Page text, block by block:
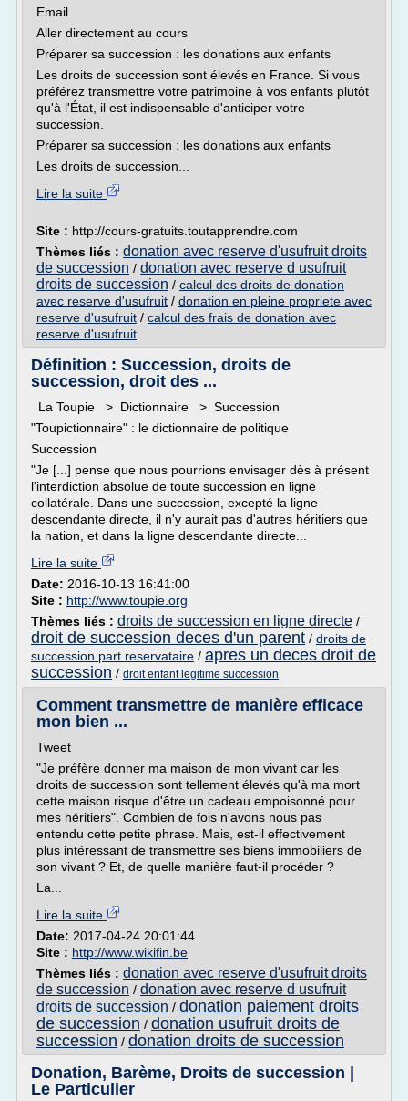
Email
Aller directement au cours
Préparer sa succession : les donations aux enfants
Les droits de succession sont élevés en France. Si vous
préférez transmettre votre patrimoine à vos enfants plutôt
qu'à l'État, il est indispensable d'anticiper votre
succession.
Préparer sa succession : les donations aux enfants
Les droits de succession...
Lire la suite
Site : http://cours-gratuits.toutapprendre.com
Thèmes liés : donation avec reserve d'usufruit droits
de succession / donation avec reserve d usufruit
droits de succession / calcul des droits de donation
avec reserve d'usufruit / donation en pleine propriete avec
reserve d'usufruit / calcul des frais de donation avec
reserve d'usufruit
Définition : Succession, droits de
succession, droit des ...
La Toupie > Dictionnaire > Succession
"Toupictionnaire" : le dictionnaire de politique
Succession
"Je [...] pense que nous pourrions envisager dès à présent
l'interdiction absolue de toute succession en ligne
collatérale. Dans une succession, excepté la ligne
descendante directe, il n'y aurait pas d'autres héritiers que
la nation, et dans la ligne descendante directe...
Lire la suite
Date: 2016-10-13 16:41:00
Site : http://www.toupie.org
Thèmes liés : droits de succession en ligne directe /
droit de succession deces d'un parent / droits de
succession part reservataire / apres un deces droit de
succession / droit enfant legitime succession
Comment transmettre de manière efficace
mon bien ...
Tweet
"Je préfère donner ma maison de mon vivant car les
droits de succession sont tellement élevés qu'à ma mort
cette maison risque d'être un cadeau empoisonné pour
mes héritiers". Combien de fois n'avons nous pas
entendu cette petite phrase. Mais, est-il effectivement
plus intéressant de transmettre ses biens immobiliers de
son vivant ? Et, de quelle manière faut-il procéder ?
La...
Lire la suite
Date: 2017-04-24 20:01:44
Site : http://www.wikifin.be
Thèmes liés : donation avec reserve d'usufruit droits
de succession / donation avec reserve d usufruit
droits de succession / donation paiement droits
de succession / donation usufruit droits de
succession / donation droits de succession
Donation, Barème, Droits de succession |
Le Particulier